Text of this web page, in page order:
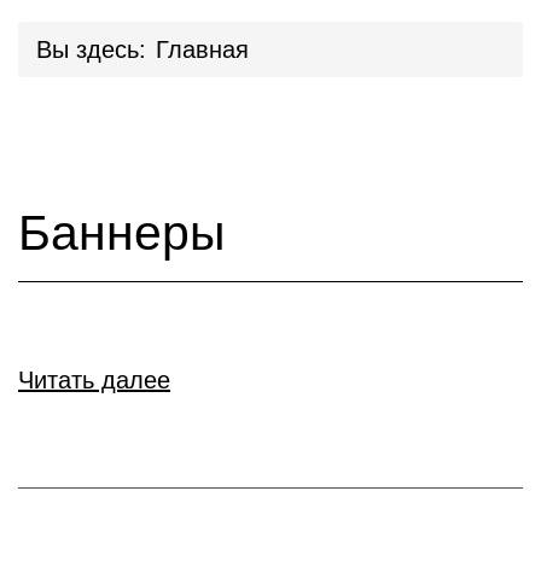
Вы здесь: Главная
Баннеры
Читать далее